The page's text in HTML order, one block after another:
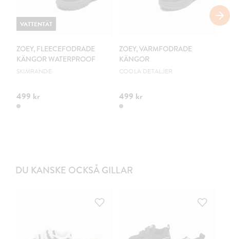
ZOEY, FLEECEFODRADE
KÄNGOR WATERPROOF
SKIMRANDE
499 kr
VATTENTÄT
ZOEY, VARMFODRADE
KÄNGOR
COOLA DETALJER
499 kr
DU KANSKE OCKSÅ GILLAR